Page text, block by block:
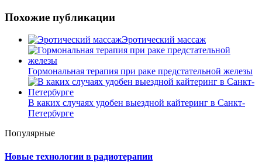
Похожие публикации
Эротический массаж
Гормональная терапия при раке предстательной железы
В каких случаях удобен выездной кайтеринг в Санкт-
Петербурге
Популярные
Новые технологии в радиотерапии